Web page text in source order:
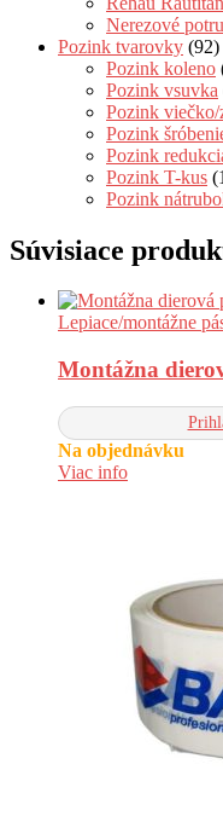
Nerezové
Pozink tvarovky (92)
Pozink koleno
Pozink vsuvka
Pozink viečko/
Pozink
Pozink
Pozink T-kus
Pozink
Súvisiace
Lepiace/montážne
Montážna
Na objednávku
Viac info